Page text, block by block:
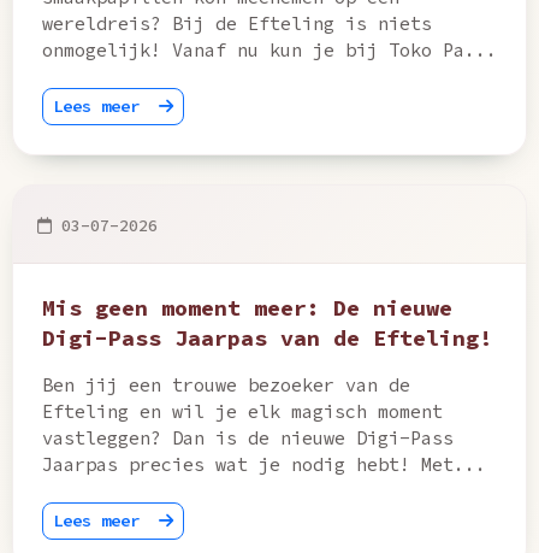
wereldreis? Bij de Efteling is niets
onmogelijk! Vanaf nu kun je bij Toko Pa...
Lees meer
03-07-2026
Mis geen moment meer: De nieuwe
Digi-Pass Jaarpas van de Efteling!
Ben jij een trouwe bezoeker van de
Efteling en wil je elk magisch moment
vastleggen? Dan is de nieuwe Digi-Pass
Jaarpas precies wat je nodig hebt! Met...
Lees meer